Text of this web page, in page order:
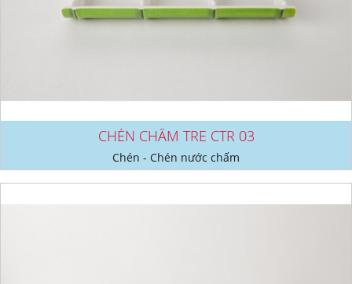
CHÉN CHẤM TRE CTR 03
Chén - Chén nước chấm